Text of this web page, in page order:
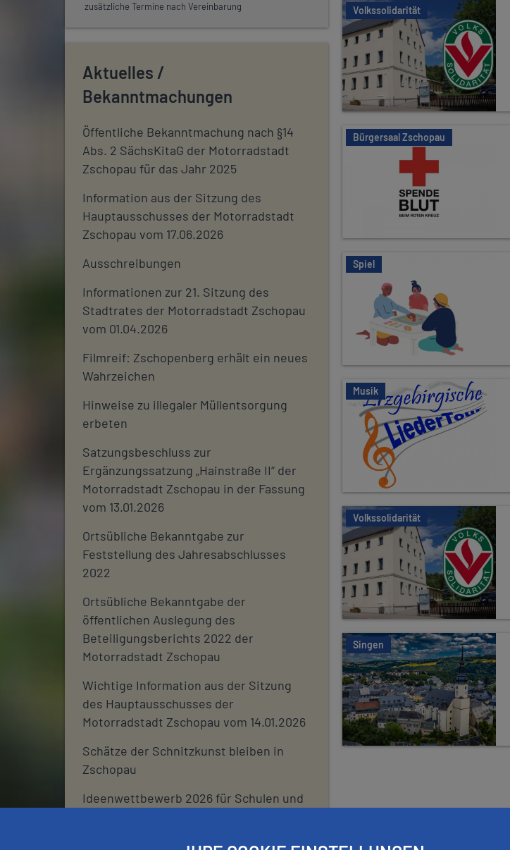
zusätzliche Termine nach Vereinbarung
Aktuelles /
Bekanntmachungen
Öffentliche Bekanntmachung nach §14
Abs. 2 SächsKitaG der Motorradstadt
Zschopau für das Jahr 2025
Information aus der Sitzung des
Hauptausschusses der Motorradstadt
Zschopau vom 17.06.2026
Ausschreibungen
Informationen zur 21. Sitzung des
Stadtrates der Motorradstadt Zschopau
vom 01.04.2026
Filmreif: Zschopenberg erhält ein neues
Wahrzeichen
Hinweise zu illegaler Müllentsorgung
erbeten
Satzungsbeschluss zur
Ergänzungssatzung „Hainstraße II“ der
Motorradstadt Zschopau in der Fassung
vom 13.01.2026
Ortsübliche Bekanntgabe zur
Feststellung des Jahresabschlusses
2022
Ortsübliche Bekanntgabe der
öffentlichen Auslegung des
Beteiligungsberichts 2022 der
Motorradstadt Zschopau
Wichtige Information aus der Sitzung
des Hauptausschusses der
Motorradstadt Zschopau vom 14.01.2026
Schätze der Schnitzkunst bleiben in
Zschopau
Ideenwettbewerb 2026 für Schulen und
Stadtjournal 2026: Wir suchen euch
Volkssolidarität
Bürgersaal Zschopau
Spiel
Musik
Volkssolidarität
Singen
P
G